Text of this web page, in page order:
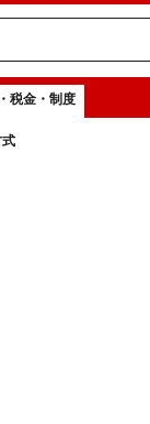
税金・制度